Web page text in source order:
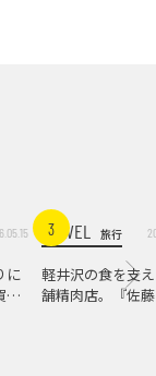
に
県
3
TRAVEL 旅行
軽井沢の食を支
舗精肉店。『佐